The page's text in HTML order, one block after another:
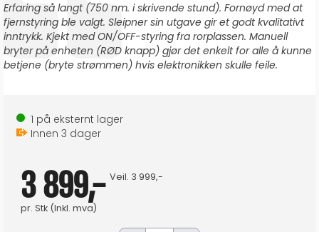
Tekst:
Erfaring så langt (750 nm. i skrivende stund). Fornøyd med at
fjernstyring ble valgt. Sleipner sin utgave gir et godt kvalitativt
inntrykk. Kjekt med ON/OFF-styring fra rorplassen. Manuell
bryter på enheten (RØD knapp) gjør det enkelt for alle å kunne
betjene (bryte strømmen) hvis elektronikken skulle feile.
1 på eksternt lager
Innen 3 dager
3 899,-
pr. Stk (Inkl. mva)
Veil. 3 999,-